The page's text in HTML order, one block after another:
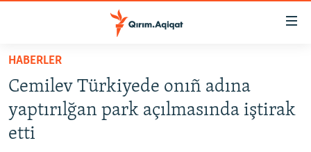
Esas
qaytmaq
Baş
navigatsiyağa
qaytmaq
HABERLER
İQTİSADİYAT
HABERLER
Cemilev Türkiyede onıñ adına
yaptırılğan park açılmasında iştirak
etti